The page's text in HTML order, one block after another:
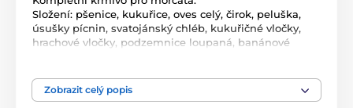
Složení: pšenice, kukuřice, oves celý, čirok, peluška,
úsušky pícnin, svatojánský chléb, kukuřičné vločky,
hrachové vločky, podzemnice loupaná, banánové
Produkt je zařazen v kategoriích
Zobrazit celý popis